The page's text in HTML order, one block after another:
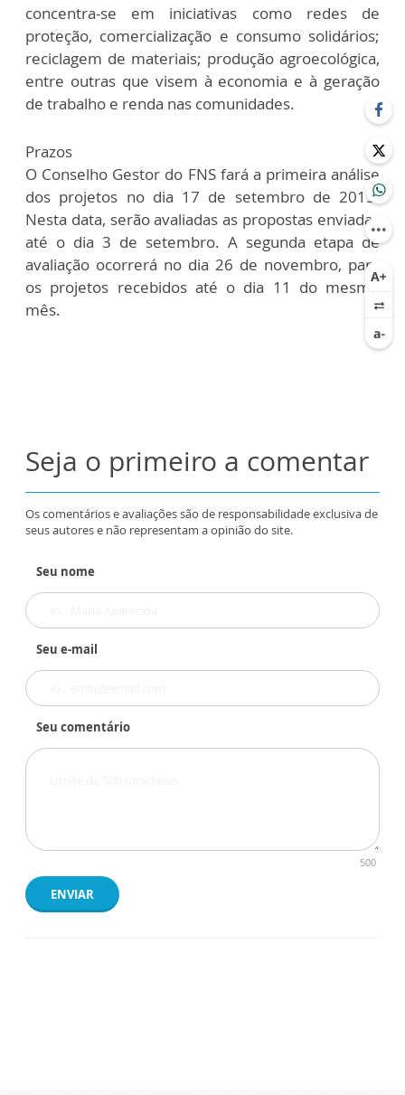
concentra-se em iniciativas como redes de
proteção, comercialização e consumo solidários;
reciclagem de materiais; produção agroecológica,
entre outras que visem à economia e à geração
de trabalho e renda nas comunidades.
Prazos
O Conselho Gestor do FNS fará a primeira análise
dos projetos no dia 17 de setembro de 2015.
Nesta data, serão avaliadas as propostas enviadas
até o dia 3 de setembro. A segunda etapa de
avaliação ocorrerá no dia 26 de novembro, para
os projetos recebidos até o dia 11 do mesmo
mês.
Seja o primeiro a comentar
Os comentários e avaliações são de responsabilidade exclusiva de
seus autores e não representam a opinião do site.
Seu nome
Seu e-mail
Seu comentário
500
ENVIAR